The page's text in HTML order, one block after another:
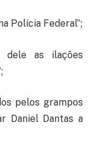
Polícia Federal”;
dele as ilações
pelos grampos
Daniel Dantas a